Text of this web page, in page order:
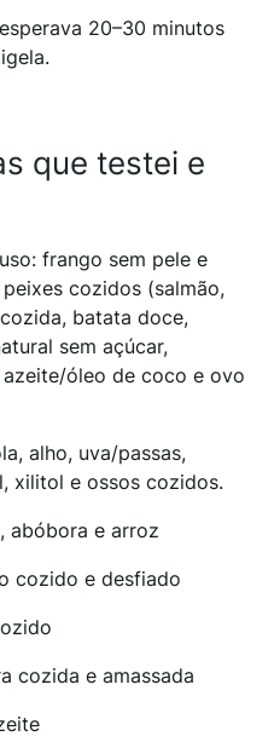
20–30 minutos
que testei e
frango sem pele e
cozidos (salmão,
batata doce,
sem açúcar,
óleo de coco e ovo
alho, uva/passas,
xilitol e ossos cozidos.
abóbora e arroz
cozido e desfiado
cozida e amassada